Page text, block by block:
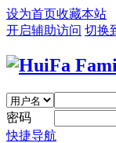
设为首页收藏本站
开启辅助访问 切换
密码
快捷导航